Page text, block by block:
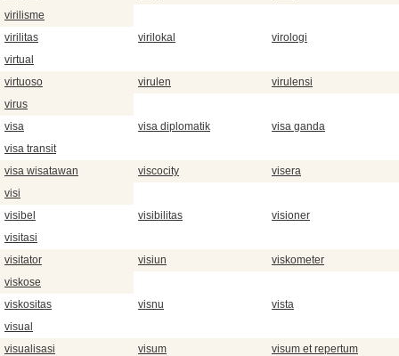
virilisme
virilitas
virilokal
virologi
virtual
virtuoso
virulen
virulensi
virus
visa
visa diplomatik
visa ganda
visa transit
visa wisatawan
viscocity
visera
visi
visibel
visibilitas
visioner
visitasi
visitator
visiun
viskometer
viskose
viskositas
visnu
vista
visual
visualisasi
visum
visum et repertum